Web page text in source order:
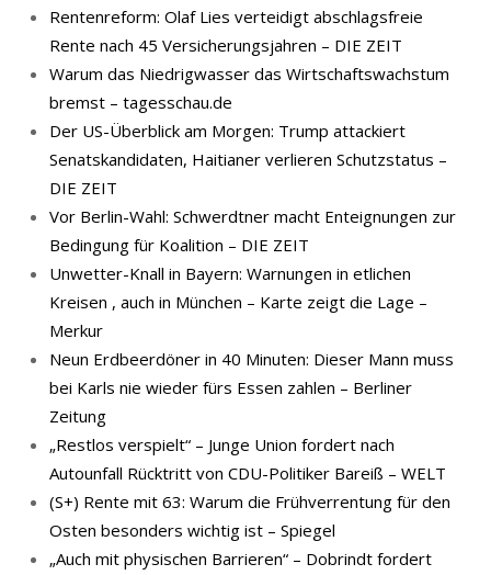
Rentenreform: Olaf Lies verteidigt abschlagsfreie
Rente nach 45 Versicherungsjahren – DIE ZEIT
Warum das Niedrigwasser das Wirtschaftswachstum
bremst – tagesschau.de
Der US-Überblick am Morgen: Trump attackiert
Senatskandidaten, Haitianer verlieren Schutzstatus –
DIE ZEIT
Vor Berlin-Wahl: Schwerdtner macht Enteignungen zur
Bedingung für Koalition – DIE ZEIT
Unwetter-Knall in Bayern: Warnungen in etlichen
Kreisen , auch in München – Karte zeigt die Lage –
Merkur
Neun Erdbeerdöner in 40 Minuten: Dieser Mann muss
bei Karls nie wieder fürs Essen zahlen – Berliner
Zeitung
„Restlos verspielt“ – Junge Union fordert nach
Autounfall Rücktritt von CDU-Politiker Bareiß – WELT
(S+) Rente mit 63: Warum die Frühverrentung für den
Osten besonders wichtig ist – Spiegel
„Auch mit physischen Barrieren“ – Dobrindt fordert